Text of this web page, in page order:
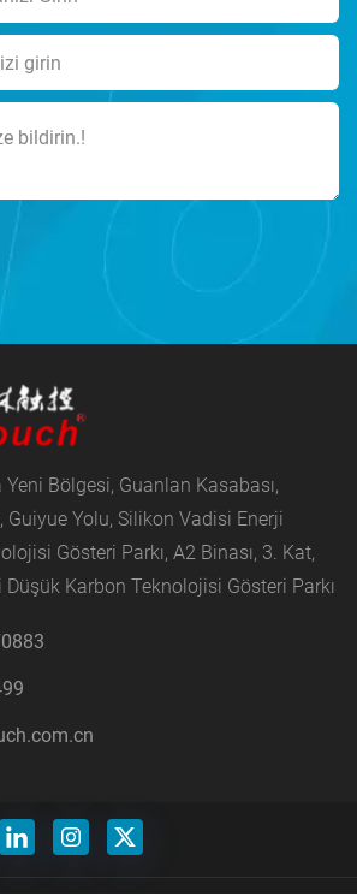
Bölgesi, Guanlan Kasabası,
Yolu, Silikon Vadisi Enerji
Gösteri Parkı, A2 Binası, 3. Kat,
Karbon Teknolojisi Gösteri Parkı